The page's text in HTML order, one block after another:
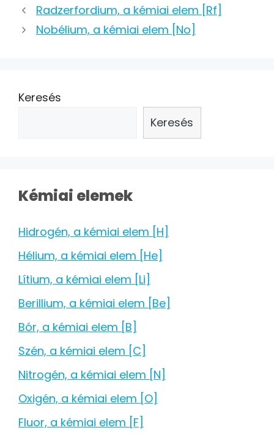
Post
navigation
Radzerfordium, a kémiai elem [Rf]
Nobélium, a kémiai elem [No]
Keresés
Keresés
Kémiai elemek
Hidrogén, a kémiai elem [H]
Hélium, a kémiai elem [He]
Lítium, a kémiai elem [Li]
Berillium, a kémiai elem [Be]
Bór, a kémiai elem [B]
Szén, a kémiai elem [C]
Nitrogén, a kémiai elem [N]
Oxigén, a kémiai elem [O]
Fluor, a kémiai elem [F]